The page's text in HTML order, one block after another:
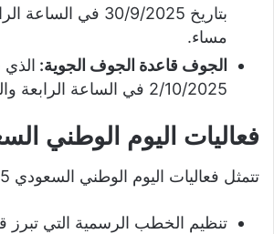
بتاريخ 30/9/2025 في
مساء.
الجوف قاعدة الجوف الجوية: الذي
2/10/2025 في الساعة الرابعة والنصف مساء.
فعاليات اليوم الوطني
تتمثل فعاليات اليوم الوطني السعودي 95 فيما يلي:
تنظيم الخطب الرسمية التي تبرز